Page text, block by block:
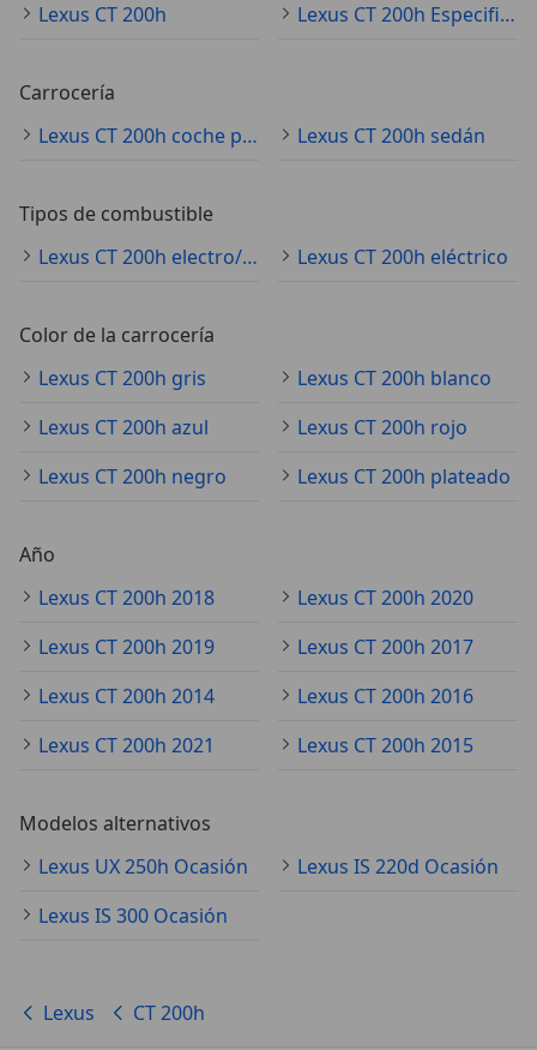
Lexus CT 200h
Lexus CT 200h Especificaciones técnicas
Carrocería
Lexus CT 200h coche pequeño
Lexus CT 200h sedán
Tipos de combustible
Lexus CT 200h electro/gasolina
Lexus CT 200h eléctrico
Color de la carrocería
Lexus CT 200h gris
Lexus CT 200h blanco
Lexus CT 200h azul
Lexus CT 200h rojo
Lexus CT 200h negro
Lexus CT 200h plateado
Año
Lexus CT 200h 2018
Lexus CT 200h 2020
Lexus CT 200h 2019
Lexus CT 200h 2017
Lexus CT 200h 2014
Lexus CT 200h 2016
Lexus CT 200h 2021
Lexus CT 200h 2015
Modelos alternativos
Lexus UX 250h Ocasión
Lexus IS 220d Ocasión
Lexus IS 300 Ocasión
Lexus CT 200h